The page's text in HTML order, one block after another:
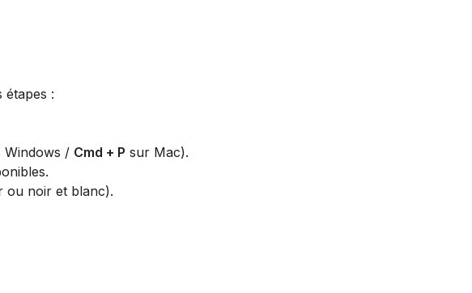
étapes :
Windows / Cmd + P sur Mac).
ou noir et blanc).